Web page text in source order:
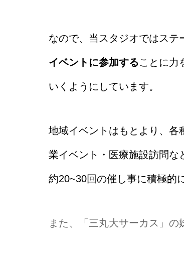
なので、当スタジオではステ
イベントに参加することに力
いくようにしています。
地域イベントはもとより、各
業イベント・医療施設訪問な
約20~30回の催し事に積極的
また、「三丸大サーカス」の